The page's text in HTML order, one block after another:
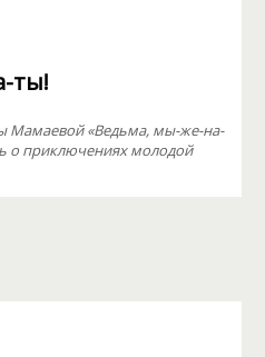
ты!
Мамаевой «Ведьма, мы-же-на-
о приключениях молодой